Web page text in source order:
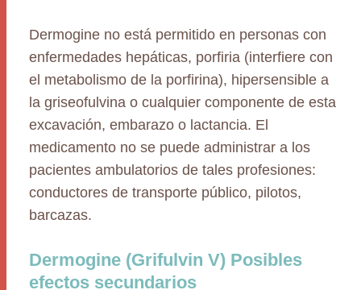
Dermogine no está permitido en personas con
enfermedades hepáticas, porfiria (interfiere con
el metabolismo de la porfirina), hipersensible a
la griseofulvina o cualquier componente de esta
excavación, embarazo o lactancia. El
medicamento no se puede administrar a los
pacientes ambulatorios de tales profesiones:
conductores de transporte público, pilotos,
barcazas.
Dermogine (Grifulvin V) Posibles
efectos secundarios